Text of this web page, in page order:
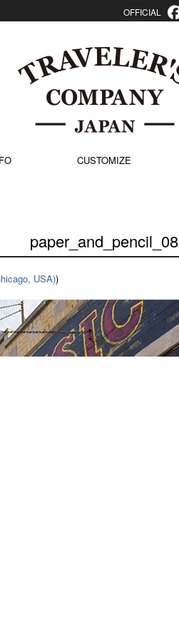
OFFICIAL
CUSTOMIZE
paper_and_pencil_08
USA))